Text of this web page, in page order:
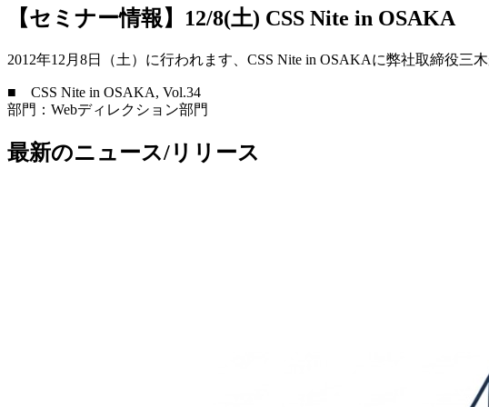
【セミナー情報】12/8(土) CSS Nite in OSAKA
2012年12月8日（土）に行われます、CSS Nite in OSAKAに弊社取締役三
■ CSS Nite in OSAKA, Vol.34
部門：Webディレクション部門
最新のニュース/リリース